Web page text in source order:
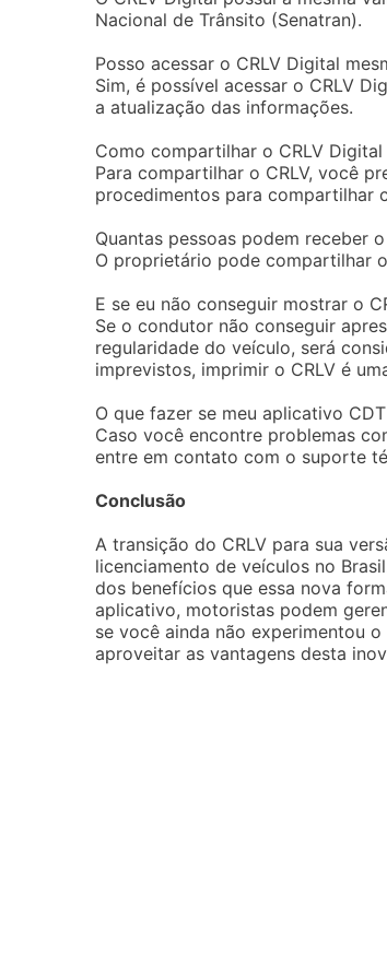
Nacional de Trânsito (Senatran).
Posso acessar o CRLV Digital
Sim, é possível acessar o CRLV
a atualização das informações.
Como compartilhar o CRLV
Para compartilhar o CRLV, você
procedimentos para compartilhar
Quantas pessoas podem receber
O proprietário pode compartilhar
E se eu não conseguir mostrar o
Se o condutor não conseguir
regularidade do veículo, será
imprevistos, imprimir o CRLV é
O que fazer se meu aplicativo
Caso você encontre problemas
entre em contato com o suporte
Conclusão
A transição do CRLV para sua
licenciamento de veículos no
dos benefícios que essa nova
aplicativo, motoristas podem
se você ainda não experimentou
aproveitar as vantagens desta